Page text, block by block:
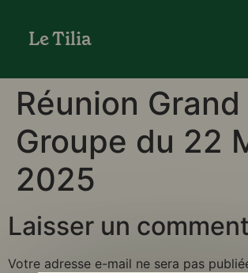
Le Tilia
Réunion Grand
Groupe du 22
2025
Laisser un
Votre adresse e-mail ne sera pas